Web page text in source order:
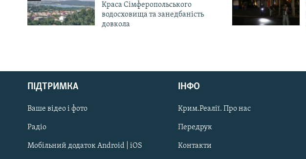
Русский
Qırımtatar
ДОЛУЧАЙСЯ!
Краса Сімферопольського
водосховища та занедбаність
довкола
ПІДТРИМКА
Ваше відео і фото
Радіо
Мобільний додаток Android | iOS
ІНФО
Крим.Реалії. Про нас
Передрук
Контакти